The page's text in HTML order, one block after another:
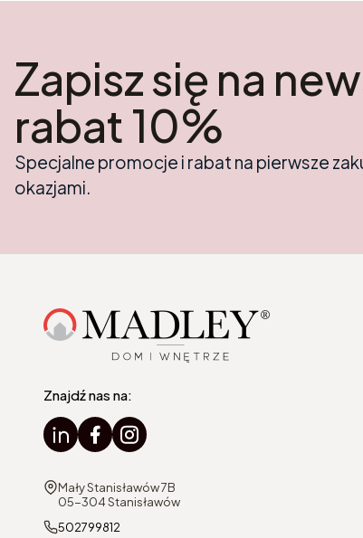
Zapisz się na
rabat 10%
Specjalne promocje i rabat na pierwsze
okazjami.
Znajdź nas na:
Adres:
Mały Stanisławów 7B
05-304 Stanisławów
502799812